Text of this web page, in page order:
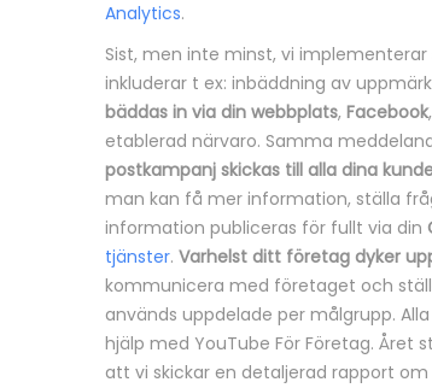
Analytics.
Sist, men inte minst, vi
inkluderar t ex: inbäddning av
bäddas in via din webbplats, Facebook,
etablerad närvaro. Samma
postkampanj skickas till alla dina
man kan få mer information, ställa
information publiceras för fullt via din
tjänster. Varhelst ditt företag dyker
kommunicera med företaget och
används uppdelade per målgrupp.
hjälp med YouTube För Företag. Året
att vi skickar en detaljerad rapport